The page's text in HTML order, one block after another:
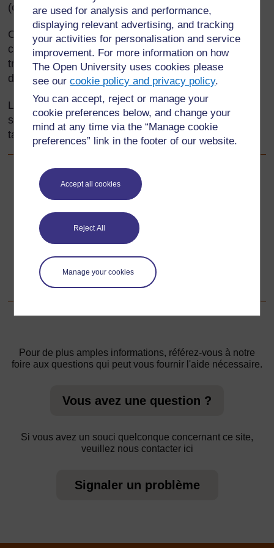
are used for analysis and performance,
displaying relevant advertising, and tracking
your activities for personalisation and service
improvement. For more information on how
The Open University uses cookies please
see ourcookie policy and privacy policy.
You can accept, reject or manage your
cookie preferences below, and change your
mind at any time via the “Manage cookie
preferences” link in the footer of our website.
Accept all cookies
Reject All
Manage your cookies
(changées) ou transformées.
Cette section vous aidera à développer vos propres
connaissances de la géométrie et de la
transformation ainsi que vos aptitudes pour
développer la compréhension de vos élèves.
L’objectif de la plupart des ressources de cette
section est donc de renforcer vos connaissances en
tant qu’enseignant de mathématiques.
Précédent
Précédent
Suivant
Suivant
1. Travailler collaborativement pour préparer des travaux
pratiques sur les formes congruentes
Pour de plus amples informations, référez-vous à notre
foire aux questions qui peut vous fournir l'aide nécessaire.
Vous avez une question ?
Si vous avez un souci quelconque concernant ce site,
veuillez nous contacter ici
Signaler un problème